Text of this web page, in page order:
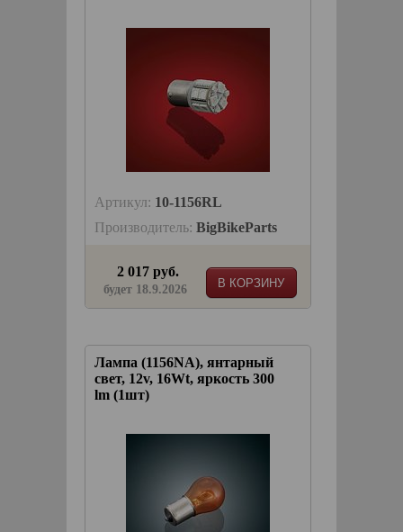
Артикул: 10-1156RL
Производитель: BigBikeParts
В КОРЗИНУ
2 017 руб.
будет 18.9.2026
Лампа (1156NA), янтарный
свет, 12v, 16Wt, яркость 300
lm (1шт)